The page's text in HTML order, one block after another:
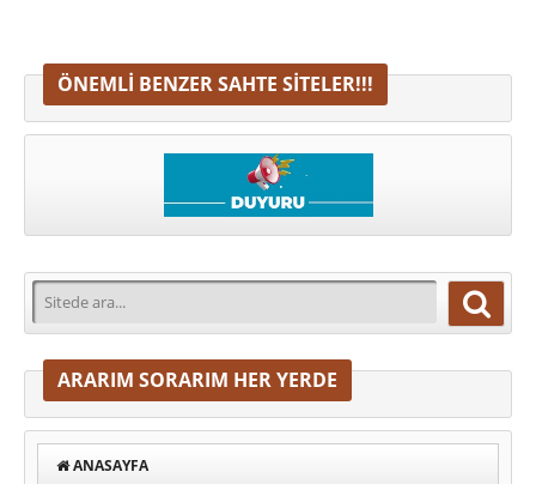
ÖNEMLI BENZER SAHTE SITELER!!!
ARARIM SORARIM HER YERDE
ANASAYFA